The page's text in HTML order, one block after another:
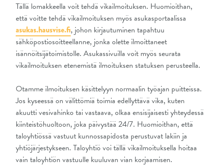
Tällä lomakkeella voit tehdä vikailmoituksen. Huomioithan,
että voitte tehdä vikailmoituksen myös asukasportaalissa
asukas.hausvise.fi, johon kirjautuminen tapahtuu
sähköpostiosoitteellanne, jonka olette ilmoittaneet
isännöitsijätoimistolle. Asukassivuilla voit myös seurata
vikailmoituksen etenemistä ilmoituksen statuksen perusteella.
Otamme ilmoituksen käsittelyyn normaalin työajan puitteissa.
Jos kyseessä on välittömiä toimia edellyttävä vika, kuten
akuutti vesivahinko tai vastaava, olkaa ensisijaisesti yhteydessä
kiinteistöhuoltoon, joka päivystää 24/7. Huomioithan, että
taloyhtiössä vastuut kunnossapidosta perustuvat lakiin ja
yhtiöjärjestykseen. Taloyhtiö voi tällä vikailmoituksella hoitaa
vain taloyhtiön vastuulle kuuluvan vian korjaamisen.